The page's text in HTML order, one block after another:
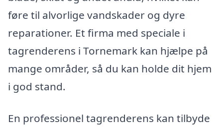
føre til alvorlige vandskader og dyre
reparationer. Et firma med speciale i
tagrenderens i Tornemark kan hjælpe på
mange områder, så du kan holde dit hjem
i god stand.
En professionel tagrenderens kan tilbyde